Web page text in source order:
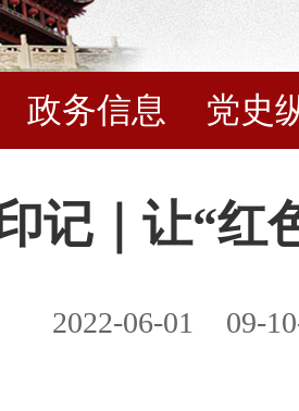
政务信息 党史
记｜让“红
2022-06-01 09-